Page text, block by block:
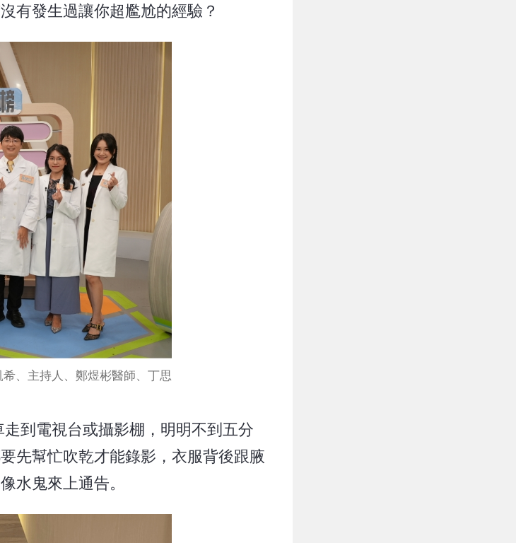
有發生過讓你超尷尬的經驗？
、主持人、鄭煜彬醫師、丁思
到電視台或攝影棚，明明不到五分
先幫忙吹乾才能錄影，衣服背後跟腋
水鬼來上通告。